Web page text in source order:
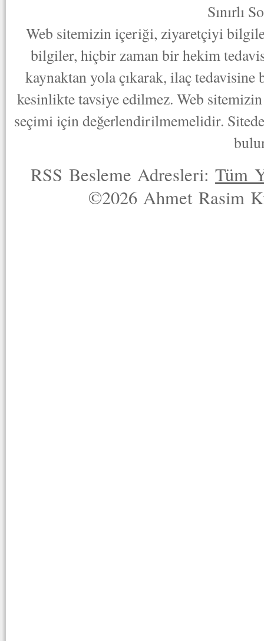
Sınırlı
Web sitemizin içeriği, ziyaretçiyi
bilgiler, hiçbir zaman bir hekim
kaynaktan yola çıkarak, ilaç
kesinlikte tavsiye edilmez. Web
seçimi için değerlendirilmemelidir.
RSS Besleme Adresleri:Tüm
©2026 Ahmet Rasim